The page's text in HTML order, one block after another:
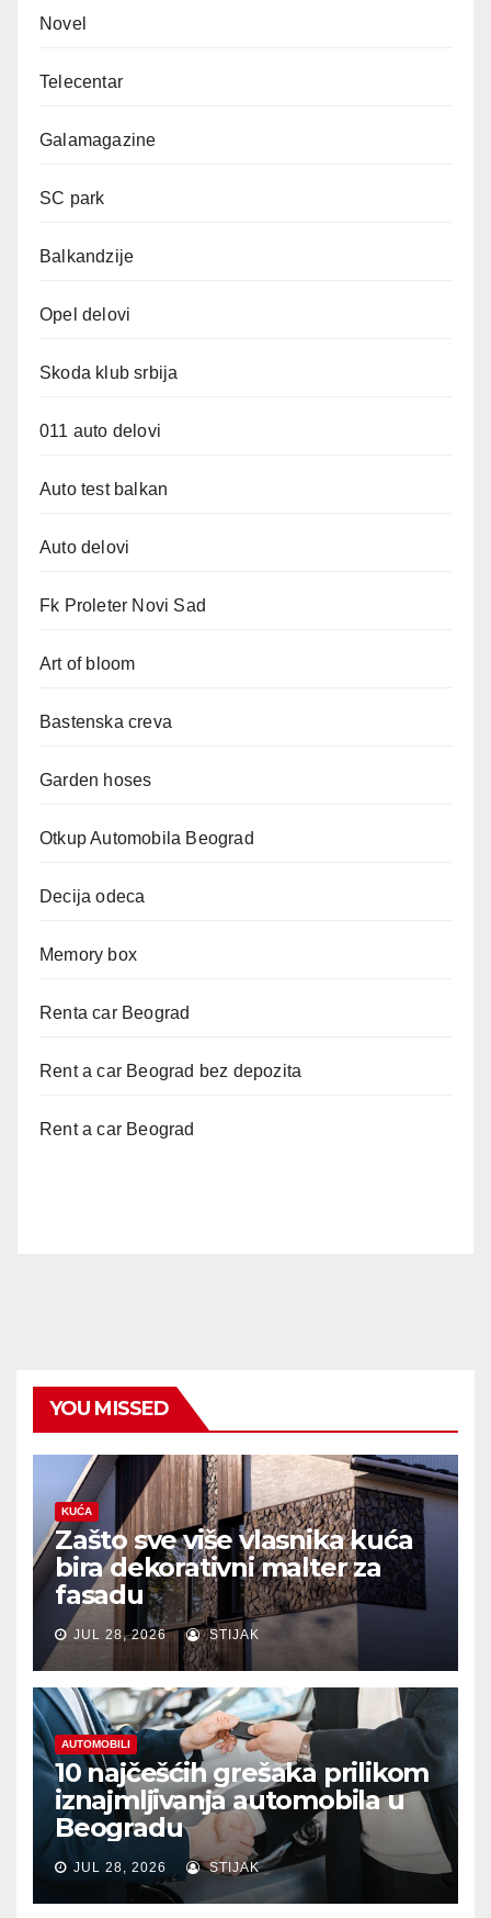
Novel
Telecentar
Galamagazine
SC park
Balkandzije
Opel delovi
Skoda klub srbija
011 auto delovi
Auto test balkan
Auto delovi
Fk Proleter Novi Sad
Art of bloom
Bastenska creva
Garden hoses
Otkup Automobila Beograd
Decija odeca
Memory box
Renta car Beograd
Rent a car Beograd bez depozita
Rent a car Beograd
YOU MISSED
KUĆA
Zašto sve više vlasnika kuća
bira dekorativni malter za
fasadu
JUL 28, 2026 STIJAK
AUTOMOBILI
10 najčešćih grešaka prilikom
iznajmljivanja automobila u
Beogradu
JUL 28, 2026 STIJAK